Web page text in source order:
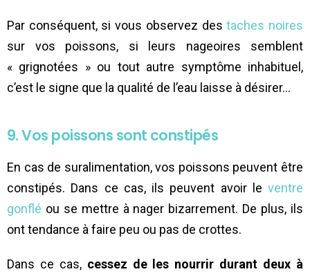
Par conséquent, si vous observez destaches noires
sur vos poissons, si leurs nageoires semblent
« grignotées » ou tout autre symptôme inhabituel,
c’est le signe que la qualité de l’eau laisse à désirer…
9. Vos poissons sont constipés
En cas de suralimentation, vos poissons peuvent être
constipés. Dans ce cas, ils peuvent avoir le ventre
gonflé ou se mettre à nager bizarrement. De plus, ils
ont tendance à faire peu ou pas de crottes.
Dans ce cas, cessez de les nourrir durant deux à